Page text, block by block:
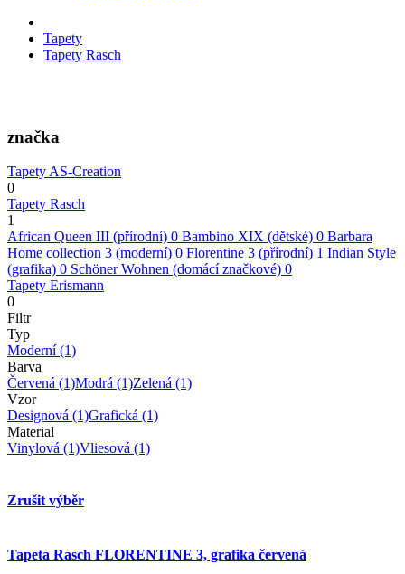
Tapety
Tapety Rasch
značka
Tapety AS-Creation
0
Tapety Rasch
1
African Queen III (přírodní) 0 Bambino XIX (dětské) 0 Barbara
Home collection 3 (moderní) 0 Florentine 3 (přírodní) 1 Indian Style
(grafika) 0 Schöner Wohnen (domácí značkové) 0
Tapety Erismann
0
Filtr
Typ
Moderní(1)
Barva
Červená (1)Modrá (1)Zelená (1)
Vzor
Designová (1)Grafická (1)
Material
Vinylová (1)Vliesová (1)
Zrušit výběr
Tapeta Rasch FLORENTINE 3, grafika červená